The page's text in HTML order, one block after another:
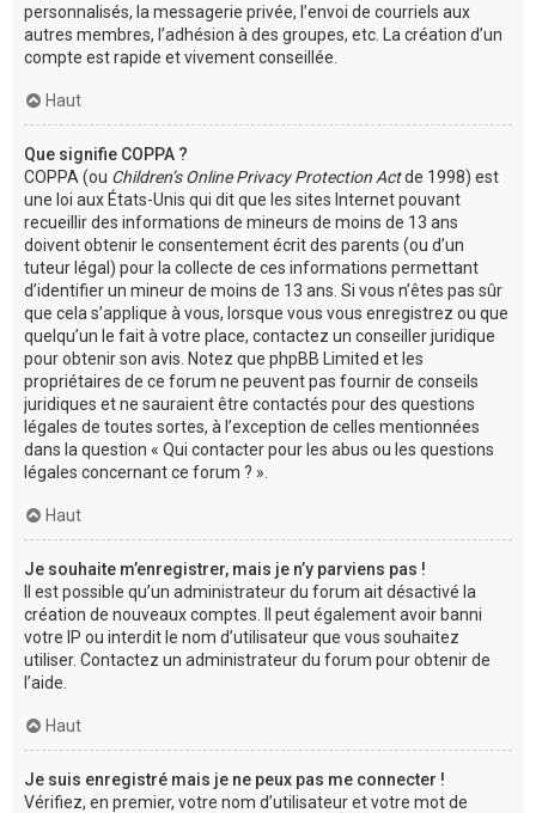
personnalisés, la messagerie privée, l’envoi de courriels aux
autres membres, l’adhésion à des groupes, etc. La création d’un
compte est rapide et vivement conseillée.
Haut
Que signifie COPPA ?
COPPA (ou Children’s Online Privacy Protection Actde 1998) est
une loi aux États-Unis qui dit que les sites Internet pouvant
recueillir des informations de mineurs de moins de 13 ans
doivent obtenir le consentement écrit des parents (ou d’un
tuteur légal) pour la collecte de ces informations permettant
d’identifier un mineur de moins de 13 ans. Si vous n’êtes pas sûr
que cela s’applique à vous, lorsque vous vous enregistrez ou que
quelqu’un le fait à votre place, contactez un conseiller juridique
pour obtenir son avis. Notez que phpBB Limited et les
propriétaires de ce forum ne peuvent pas fournir de conseils
juridiques et ne sauraient être contactés pour des questions
légales de toutes sortes, à l’exception de celles mentionnées
dans la question « Qui contacter pour les abus ou les questions
légales concernant ce forum ? ».
Haut
Je souhaite m’enregistrer, mais je n’y parviens pas !
Il est possible qu’un administrateur du forum ait désactivé la
création de nouveaux comptes. Il peut également avoir banni
votre IP ou interdit le nom d’utilisateur que vous souhaitez
utiliser. Contactez un administrateur du forum pour obtenir de
l’aide.
Haut
Je suis enregistré mais je ne peux pas me connecter !
Vérifiez, en premier, votre nom d’utilisateur et votre mot de